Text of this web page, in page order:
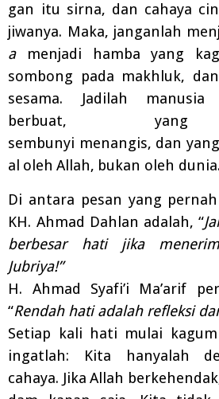
gan
itu sirna, dan cahaya
jiwanya. Maka, janganlah
a
menjadi hamba yang
sombong pada makhluk,
sesama. Jadilah
berbuat,
yang
sembunyi menangis, dan yang
al oleh Allah, bukan oleh dunia.
Di antara pesan yang
KH. Ahmad Dahlan adalah, “
berbesar hati jika
Jubriya!”
H. Ahmad Syafi’i Ma’arif
“Rendah hati adalah refleksi
Setiap kali hati mulai
ingatlah: Kita hanyalah
cahaya. Jika Allah